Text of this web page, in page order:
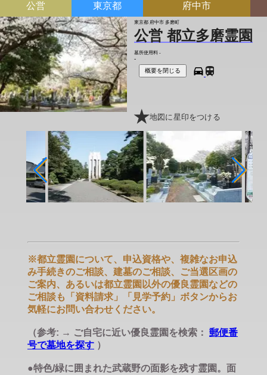
公営 東京都 府中市
東京都 府中市 多磨町
公営 都立多磨霊園
墓所使用料 -
-
概要を閉じる
地図に星印をつける
※都立霊園について、申込資格や、複雑なお申込
み手続きのご相談、建墓のご相談、ご当選区画の
ご案内、あるいは都立霊園以外の優良霊園などの
ご相談も「資料請求」「見学予約」ボタンからお
気軽にお問い合わせください。
（参考: → ご自宅に近い優良霊園を検索： 郵便番
号で墓地を探す ）
●特色/緑に囲まれた武蔵野の面影を残す霊園。面